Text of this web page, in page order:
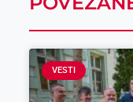
VESTI